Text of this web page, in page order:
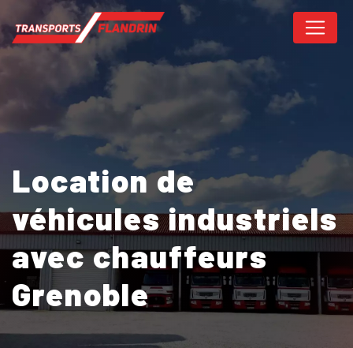
Location de
véhicules industriels
avec chauffeurs
Grenoble
Panneau de gestion des cookies